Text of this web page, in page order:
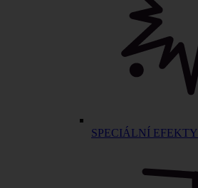
SPECIÁLNÍ EFEKTY